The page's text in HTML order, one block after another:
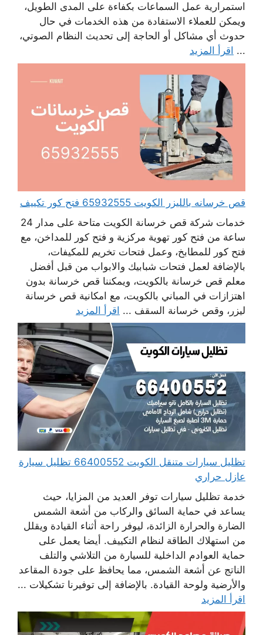
استمرارية عمل السماعات بكفاءة على المدى الطويل،
ويمكن للعملاء الاستفادة من هذه الخدمات في حال
حدوث أي مشاكل أو الحاجة إلى تحديث النظام الصوتي،
... اقرأ المزيد
قص خرسانه بالليزر الكويت 65932555 فتح كور تكييف
خدمات شركة قص خرسانة الكويت متاحة على مدار 24
ساعة من فتح كور تهوية مركزية و فتح كور للمداخن، مع
فتح كور للمطابخ، وعمل فتحات تخريم للمكيفات،
بالإضافة لعمل فتحات شبابيك والابواب من قبل أفضل
معلم قص خرسانة بالكويت، ويمكننا قص خرسانة بدون
اهتزازات في المباني بالكويت، مع امكانية قص خرسانة
ليزر، وقص خرسانة السقف ... اقرأ المزيد
تظليل سيارات متنقل الكويت 66400552 تظليل سيارة
عازل حراري
خدمة تظليل سيارات توفر العديد من المزايا، حيث
يساعد في حماية السائق والركاب من أشعة الشمس
الضارة والحرارة الزائدة، ليوفر راحة أثناء القيادة ويقلل
من استهلاك الطاقة لنظام التكييف. أيضا يعمل على
حماية العوادم الداخلية للسيارة من التلاشي والتلف
الناتج عن أشعة الشمس، مما يحافظ على جودة المقاعد
والأرضية ولوحة القيادة. بالإضافة إلى توفيرنا تشكيلات ...
اقرأ المزيد